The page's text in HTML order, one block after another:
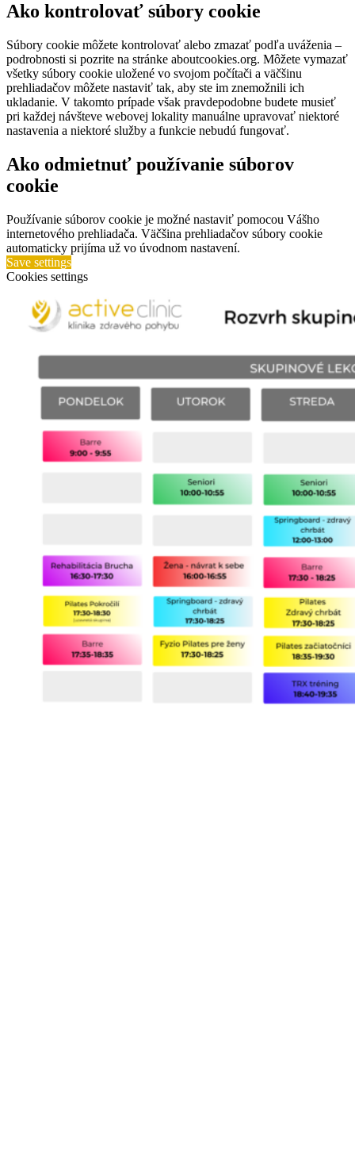
Ako kontrolovať súbory cookie
Súbory cookie môžete kontrolovať alebo zmazať podľa uváženia –
podrobnosti si pozrite na stránke aboutcookies.org. Môžete vymazať
všetky súbory cookie uložené vo svojom počítači a väčšinu
prehliadačov môžete nastaviť tak, aby ste im znemožnili ich
ukladanie. V takomto prípade však pravdepodobne budete musieť
pri každej návšteve webovej lokality manuálne upravovať niektoré
nastavenia a niektoré služby a funkcie nebudú fungovať.
Ako odmietnuť používanie súborov
cookie
Používanie súborov cookie je možné nastaviť pomocou Vášho
internetového prehliadača. Väčšina prehliadačov súbory cookie
automaticky prijíma už vo úvodnom nastavení.
Save settings
Cookies settings